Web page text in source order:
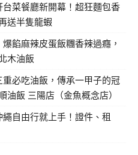
台菜餐廳新開幕！超狂麵包香
送半隻龍蝦
餡麻辣皮蛋飯糰香辣過癮，
木油飯
重必吃油飯，傳承一甲子的冠
飯 三陽店（金魚概念店）
繩自由行就上手！證件、租